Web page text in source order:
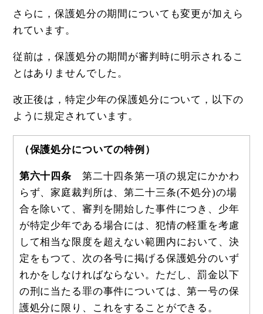
さらに，保護処分の期間についても変更が加えら
れています。
従前は，保護処分の期間が審判時に明示されるこ
とはありませんでした。
改正後は，特定少年の保護処分について，以下の
ように規定されています。
（保護処分についての特例）
第六十四条 第二十四条第一項の規定にかかわ
らず、家庭裁判所は、第二十三条(不処分)の場
合を除いて、審判を開始した事件につき、少年
が特定少年である場合には、犯情の軽重を考慮
して相当な限度を超えない範囲内において、決
定をもつて、次の各号に掲げる保護処分のいず
れかをしなければならない。ただし、罰金以下
の刑に当たる罪の事件については、第一号の保
護処分に限り、これをすることができる。